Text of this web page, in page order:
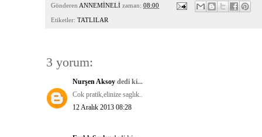
Gönderen ANNEMİNELİ zaman: 08:00
Etiketler: TATLILAR
3 yorum:
Nurşen Aksoy dedi ki...
Cok pratik,elinize saglık..
12 Aralık 2013 08:28